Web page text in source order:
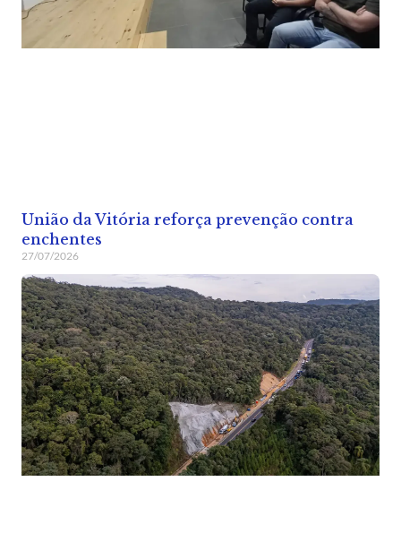
União da Vitória reforça prevenção contra
enchentes
27/07/2026